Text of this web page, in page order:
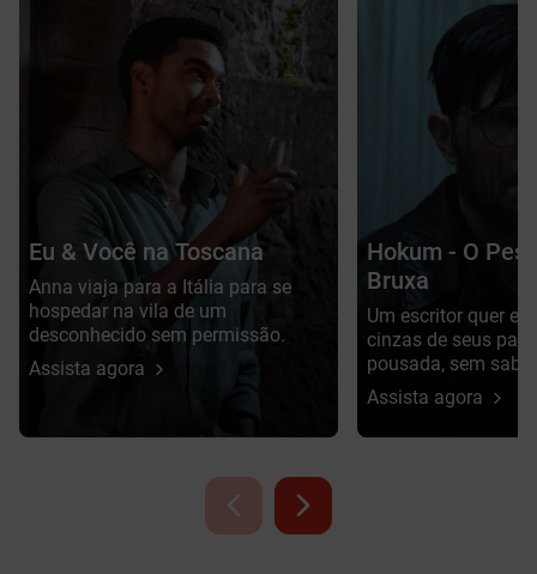
Eu & Você na Toscana
Anna viaja para a Itália para se
hospedar na vila de um
desconhecido sem permissão.
Assista agora
Hokum - O
Bruxa
Um escritor quer
cinzas de seus
pousada, sem
assombrado.
Assista agora